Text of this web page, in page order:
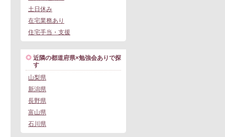
土日休み
在宅業務あり
住宅手当・支援
近隣の都道府県×勉強会ありで探
す
山梨県
新潟県
長野県
富山県
石川県